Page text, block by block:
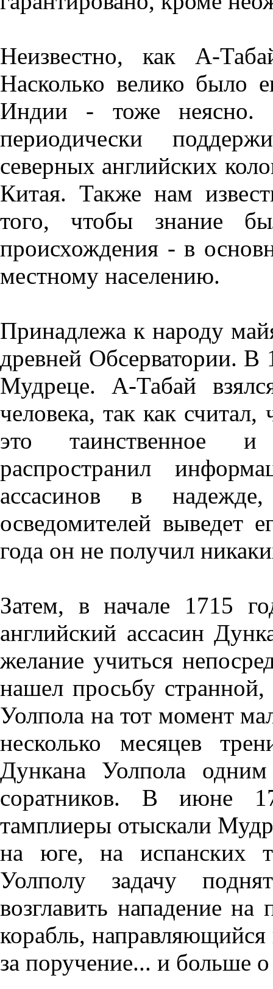
Неизвестно, как А-
Насколько велико было
Индии - тоже
периодически
северных английских
Китая. Также нам
того, чтобы знание
происхождения - в
местному населению.
Принадлежа к народу
древней Обсерватории.
Мудреце. А-Табай
человека, так как
это таинственное
распространил
ассасинов в
осведомителей выведет
года он не получил
Затем, в начале 1715
английский ассасин
желание учиться
нашел просьбу странной,
Уолпола на тот момент
несколько месяцев
Дункана Уолпола
соратников. В июне
тамплиеры отыскали
на юге, на испанских
Уолполу задачу
возглавить нападение
корабль,
за поручение... и больше